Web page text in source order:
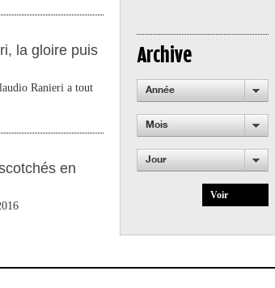
la gloire puis
Ranieri a tout
en
Archive
Année
Mois
Jour
Voir